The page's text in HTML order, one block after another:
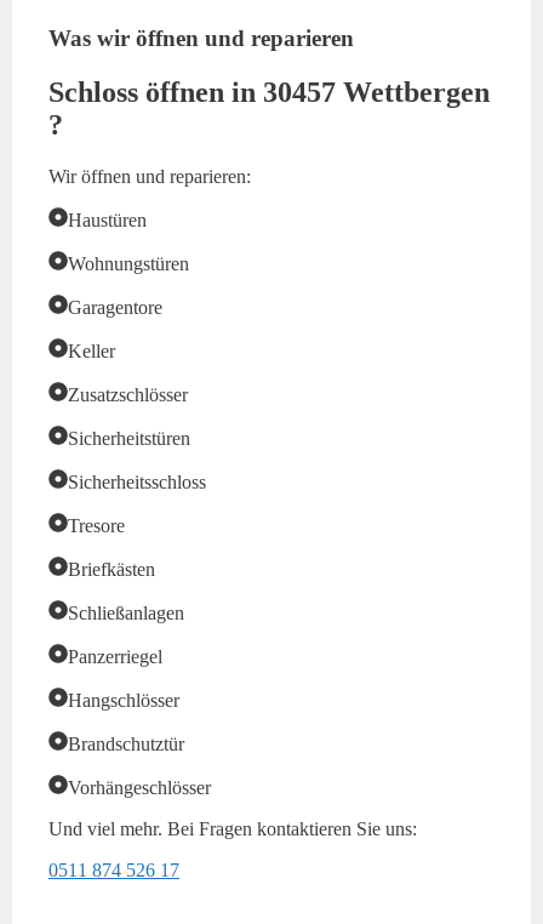
Was wir öffnen und reparieren
Schloss öffnen in 30457 Wettbergen
?
Wir öffnen und reparieren:
Haustüren
Wohnungstüren
Garagentore
Keller
Zusatzschlösser
Sicherheitstüren
Sicherheitsschloss
Tresore
Briefkästen
Schließanlagen
Panzerriegel
Hangschlösser
Brandschutztür
Vorhängeschlösser
Und viel mehr. Bei Fragen kontaktieren Sie uns:
0511 874 526 17